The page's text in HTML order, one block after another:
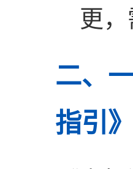
更
二、
指引